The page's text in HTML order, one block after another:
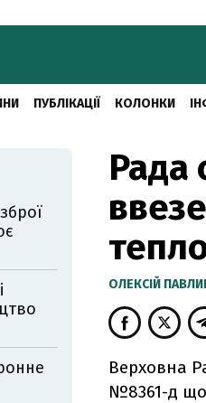
ПУБЛІКАЦІЇ КОЛОНКИ
Рада
ОЛЕКСІЙ
Верховна
№8361-д